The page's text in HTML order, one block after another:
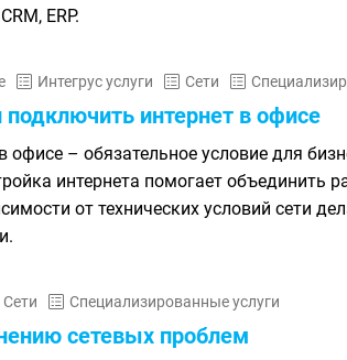
ERP.
Интегрус услуги Сети
подключить интернет в офисе
офисе – обязательное условие для
интернета помогает объединить
от технических условий сети
Сети Специализированные услуги
сетевых проблем